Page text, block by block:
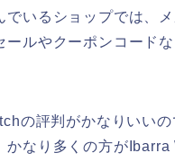
でいるショップでは、
ールやクーポンコード
の評判がかなりいいの
かなり多くの方がIbarra